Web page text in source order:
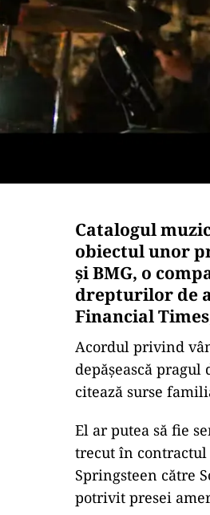
Catalogul
obiectul unor
şi BMG, o
drepturilor de
Financial
Acordul privind
depăşească
citează surse
El ar putea să fie
trecut în
Springsteen către
potrivit presei